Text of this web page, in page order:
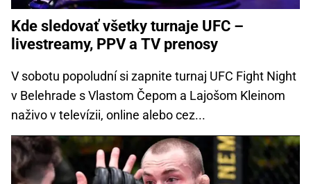
Kde sledovať všetky turnaje UFC –
livestreamy, PPV a TV prenosy
V sobotu popoludní si zapnite turnaj UFC Fight Night
v Belehrade s Vlastom Čepom a Lajošom Kleinom
naživo v televízii, online alebo cez...